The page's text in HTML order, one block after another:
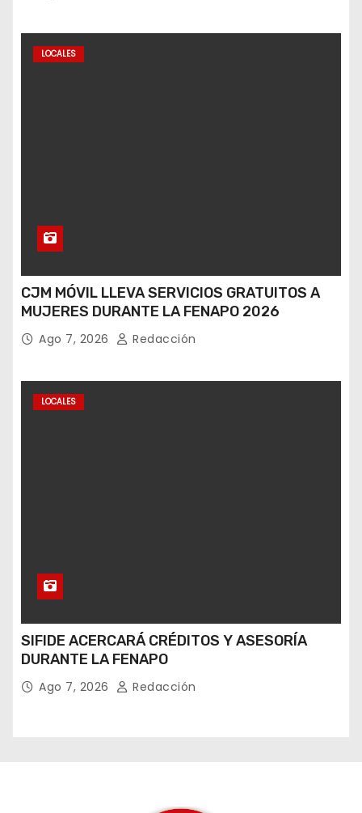
LOCALES
CJM MÓVIL LLEVA SERVICIOS GRATUITOS A
MUJERES DURANTE LA FENAPO 2026
Ago 7, 2026 Redacción
LOCALES
SIFIDE ACERCARÁ CRÉDITOS Y ASESORÍA
DURANTE LA FENAPO
Ago 7, 2026 Redacción